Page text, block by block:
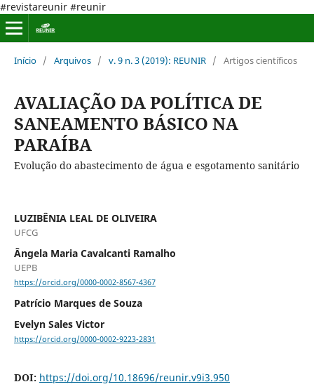
#revistareunir #reunir
Início / Arquivos / v. 9 n. 3 (2019): REUNIR / Artigos científicos
AVALIAÇÃO DA POLÍTICA DE
SANEAMENTO BÁSICO NA
PARAÍBA
Evolução do abastecimento de água e esgotamento sanitário
LUZIBÊNIA LEAL DE OLIVEIRA
UFCG
Ângela Maria Cavalcanti Ramalho
UEPB
https://orcid.org/0000-0002-8567-4367
Patrício Marques de Souza
Evelyn Sales Victor
https://orcid.org/0000-0002-9223-2831
DOI: https://doi.org/10.18696/reunir.v9i3.950